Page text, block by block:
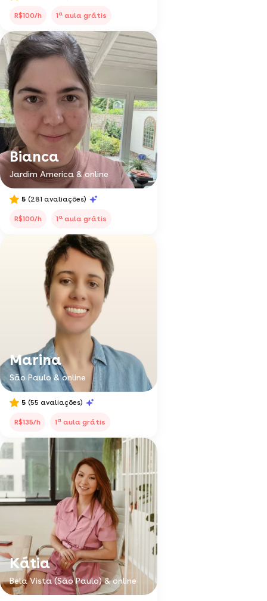
R$100/h 1a aula grátis
Bianca
Jardim America & online
5 (281 avaliações)
R$100/h 1a aula grátis
Marina
São Paulo & online
5 (55 avaliações)
R$135/h 1a aula grátis
Kátia
Bela Vista (São Paulo) & online